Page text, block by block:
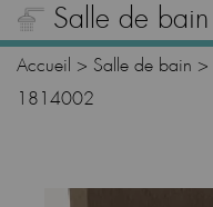
Salle de bain
Accueil > Salle de bain >
1814002